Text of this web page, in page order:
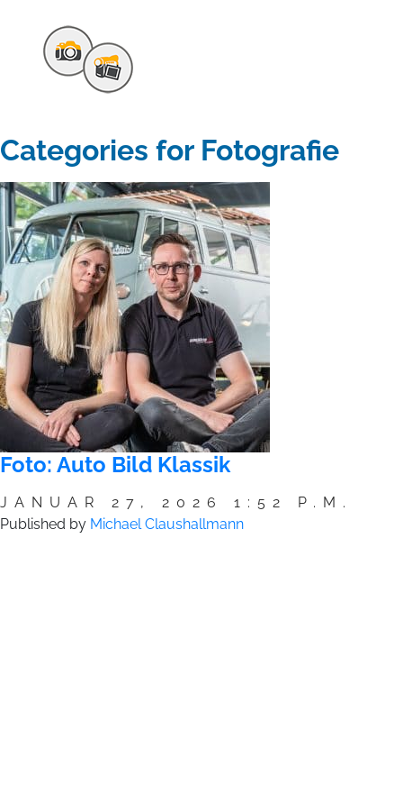
Categories for Fotografie
Foto: Auto Bild Klassik
JANUAR 27, 2026 1:52 P.M.
Published by Michael Claushallmann